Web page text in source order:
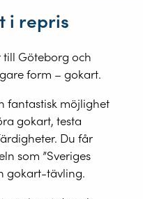
i repris
Göteborg och
form – gokart.
fantastisk möjlighet
gokart, testa
Du får
som ”Sveriges
gokart-tävling.